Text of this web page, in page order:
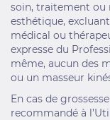
soin, traitement ou
esthétique,
médical ou
expresse du
même, aucun des
ou un masseur
En cas de
recommandé à